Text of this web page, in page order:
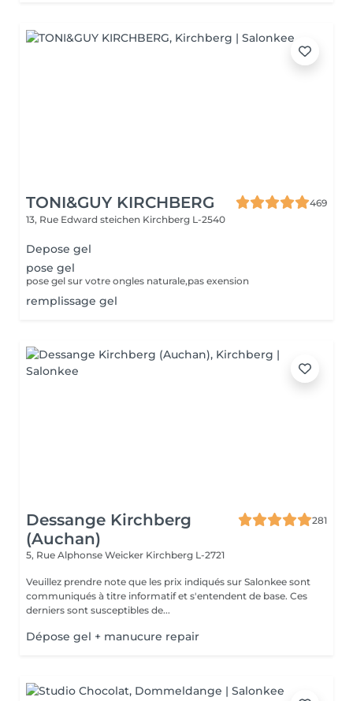
TONI&GUY KIRCHBERG
469
13, Rue Edward steichen Kirchberg L-2540
Depose gel
pose gel
pose gel sur votre ongles naturale,pas exension
remplissage gel
Dessange Kirchberg
(Auchan)
281
5, Rue Alphonse Weicker Kirchberg L-2721
Veuillez prendre note que les prix indiqués sur Salonkee sont
communiqués à titre informatif et s'entendent de base. Ces
derniers sont susceptibles de...
Dépose gel + manucure repair